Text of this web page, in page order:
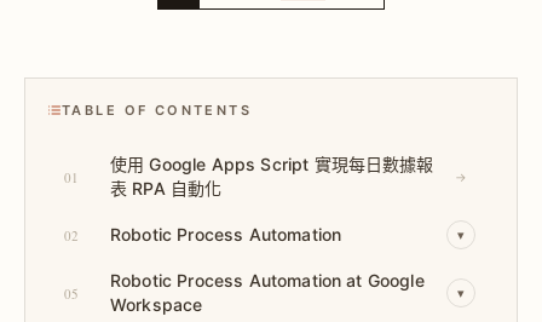
TABLE OF CONTENTS
01
使用 Google Apps Script 實現每日數據報
表 RPA 自動化
→
02 Robotic Process Automation ▾
05
Robotic Process Automation at Google
Workspace
▾